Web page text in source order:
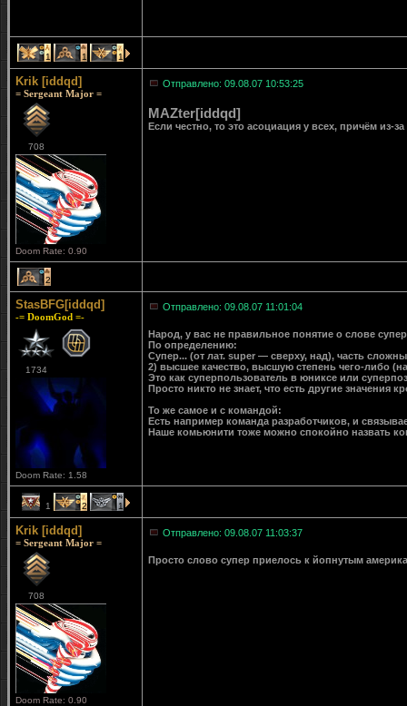
1 1 1
Krik [iddqd]
= Sergeant Major =
708
Doom Rate: 0.90
Отправлено: 09.08.07 10:53:25
MAZter[iddqd]
Если честно, то это асоциация у всех, причём из-за
2
StasBFG[iddqd]
-= DoomGod =-
1734
Doom Rate: 1.58
Отправлено: 09.08.07 11:01:04
Народ, у вас не правильное понятие о слове
По определению:
Супер... (от лат. super — сверху, над), часть
2) высшее качество, высшую степень чего-либо
Это как суперпользователь в юниксе или
Просто никто не знает, что есть другие значения
То же самое и с командой:
Есть например команда разработчиков, и
Наше комьюнити тоже можно спокойно назвать
1 2 1
Krik [iddqd]
= Sergeant Major =
708
Doom Rate: 0.90
Отправлено: 09.08.07 11:03:37
Просто слово супер приелось к йопнутым